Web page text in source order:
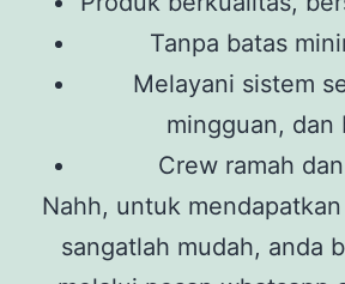
Tanpa batas
Melayani sistem
mingguan, dan
Crew ramah
Nahh, untuk
sangatlah mudah, anda